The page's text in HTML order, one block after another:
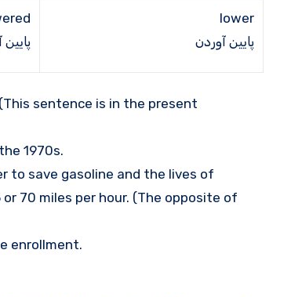
lower
پایین آوردن
sentence is in the present
1970s.
to save gasoline and the lives of
70 miles per hour. (The opposite of
enrollment.